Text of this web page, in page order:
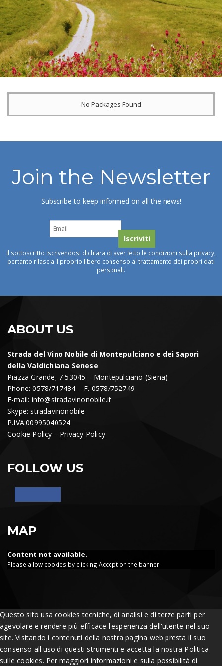
No Packages Found
Join the Newsletter
Subscribe to keep informed on all the news!
Il sottoscritto iscrivendosi dichiara di aver letto le condizioni sulla privacy,
pertanto rilascia il proprio libero consenso al trattamento dei propri dati
personali.
ABOUT US
Strada del Vino Nobile di Montepulciano e dei Sapori
della Valdichiana Senese
Piazza Grande, 7 53045 – Montepulciano (Siena)
Phone: 0578/717484 – F. 0578/752749
E-mail: info@stradavinonobile.it
Skype: stradavinonobile
P.IVA:00995040524
Cookie Policy – Privacy Policy
FOLLOW US
MAP
Content not available.
Please allow cookies by clicking Accept on the banner
Questo sito usa cookies tecniche, di analisi e di terze parti per
agevolare e rendere più efficace l'esperienza dell'utente nel suo
site. Visitando i contenuti della nostra pagina web presta il suo
consenso all'uso di questi strumenti e accetta la nostra Politica
sulle cookies. Per maggiori informazioni e sulla possibilità di